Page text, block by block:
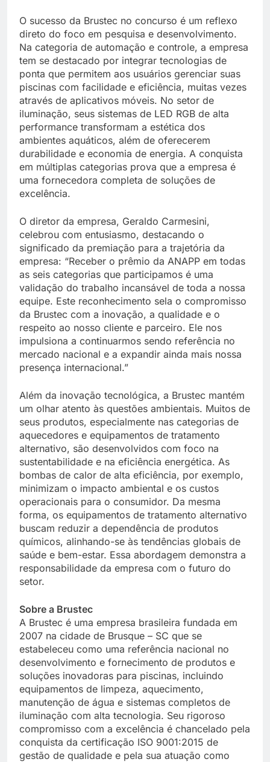
O sucesso da Brustec no concurso é um reflexo
direto do foco em pesquisa e desenvolvimento.
Na categoria de automação e controle, a empresa
tem se destacado por integrar tecnologias de
ponta que permitem aos usuários gerenciar suas
piscinas com facilidade e eficiência, muitas vezes
através de aplicativos móveis. No setor de
iluminação, seus sistemas de LED RGB de alta
performance transformam a estética dos
ambientes aquáticos, além de oferecerem
durabilidade e economia de energia. A conquista
em múltiplas categorias prova que a empresa é
uma fornecedora completa de soluções de
excelência.
O diretor da empresa, Geraldo Carmesini,
celebrou com entusiasmo, destacando o
significado da premiação para a trajetória da
empresa: “Receber o prêmio da ANAPP em todas
as seis categorias que participamos é uma
validação do trabalho incansável de toda a nossa
equipe. Este reconhecimento sela o compromisso
da Brustec com a inovação, a qualidade e o
respeito ao nosso cliente e parceiro. Ele nos
impulsiona a continuarmos sendo referência no
mercado nacional e a expandir ainda mais nossa
presença internacional.”
Além da inovação tecnológica, a Brustec mantém
um olhar atento às questões ambientais. Muitos de
seus produtos, especialmente nas categorias de
aquecedores e equipamentos de tratamento
alternativo, são desenvolvidos com foco na
sustentabilidade e na eficiência energética. As
bombas de calor de alta eficiência, por exemplo,
minimizam o impacto ambiental e os custos
operacionais para o consumidor. Da mesma
forma, os equipamentos de tratamento alternativo
buscam reduzir a dependência de produtos
químicos, alinhando-se às tendências globais de
saúde e bem-estar. Essa abordagem demonstra a
responsabilidade da empresa com o futuro do
setor.
Sobre a Brustec
A Brustec é uma empresa brasileira fundada em
2007 na cidade de Brusque – SC que se
estabeleceu como uma referência nacional no
desenvolvimento e fornecimento de produtos e
soluções inovadoras para piscinas, incluindo
equipamentos de limpeza, aquecimento,
manutenção de água e sistemas completos de
iluminação com alta tecnologia. Seu rigoroso
compromisso com a excelência é chancelado pela
conquista da certificação ISO 9001:2015 de
gestão de qualidade e pela sua atuação como